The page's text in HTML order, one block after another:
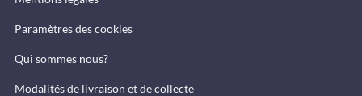
Paramètres des cookies
Qui sommes nous?
Modalités de livraison et de collecte